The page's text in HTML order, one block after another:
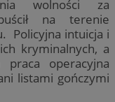
wolności za
na terenie
Policyjna intuicja i
kryminalnych, a
operacyjna
listami gończymi